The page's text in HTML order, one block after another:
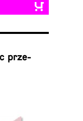
prze­